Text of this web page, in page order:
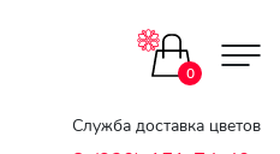
Главная
Служба доставка цветов
0